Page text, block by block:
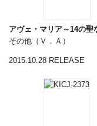
アヴェ・マリア～14の聖
その他（Ｖ．Ａ）
2015.10.28 RELEASE